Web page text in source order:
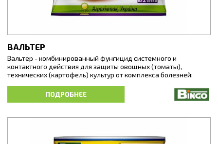
ВАЛЬТЕР
Вальтер - комбинированный фунгицид системного и
контактного действия для защиты овощных (томаты),
технических (картофель) культур от комплекса болезней:
есть в составе препарата, быстро поглощается и
распространяется внутри растения, подавляет
ПОДРОБНЕЕ